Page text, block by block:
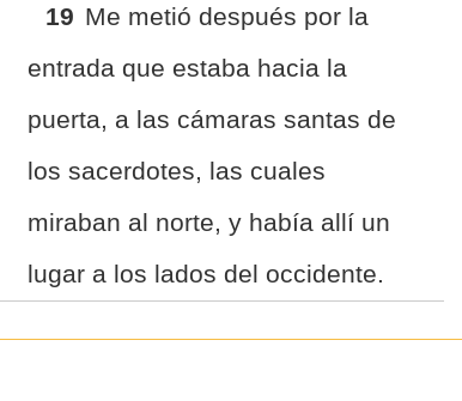
19 Me metió después por la
entrada que estaba hacia la
puerta, a las cámaras santas de
los sacerdotes, las cuales
miraban al norte, y había allí un
lugar a los lados del occidente.